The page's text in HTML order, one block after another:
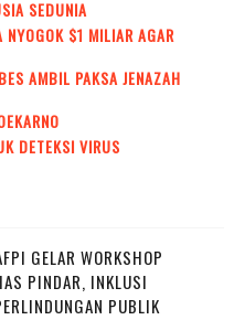
SEDUNIA
$1 MILIAR AGAR
AMBIL PAKSA JENAZAH
DETEKSI VIRUS
GELAR WORKSHOP
PINDAR, INKLUSI
PUBLIK